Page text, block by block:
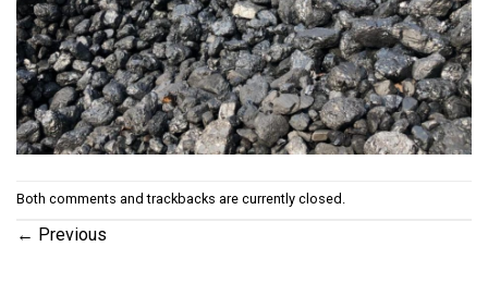
Both comments and trackbacks are currently closed.
← Previous